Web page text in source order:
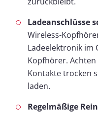
Ladeanschlüsse
Wireless-
Ladeelektronik im
Kopfhörer. Achten
Kontakte trocken
laden.
Regelmäßige